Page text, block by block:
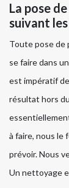
La pose
suivant
Toute pose de
se faire dans
est impératif
résultat hors
à faire, nous le
prévoir. Nous
Un nettoyage